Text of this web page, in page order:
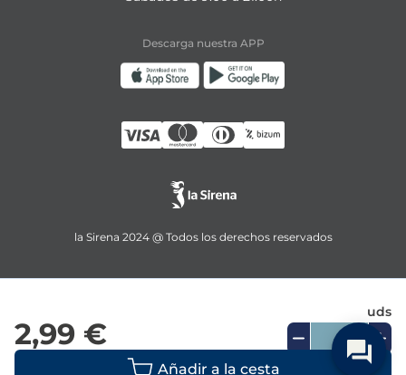
2,99 €
uds
Añadir a la cesta
Descarga nuestra APP
la Sirena 2024 @ Todos los derechos reservados